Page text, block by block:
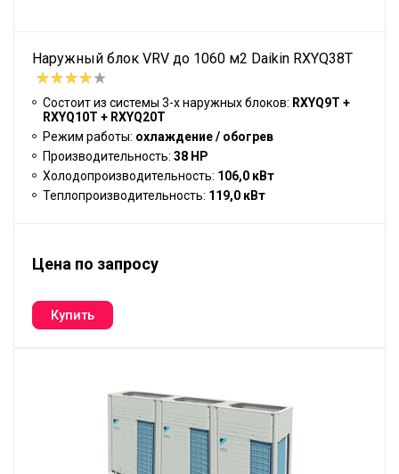
Наружный блок VRV до 1060 м2 Daikin RXYQ38T
Состоит из системы 3-х наружных блоков: RXYQ9T +
RXYQ10T + RXYQ20T
Режим работы: охлаждение / обогрев
Производительность: 38 HP
Холодопроизводительность: 106,0 кВт
Теплопроизводительность: 119,0 кВт
Цена по запросу